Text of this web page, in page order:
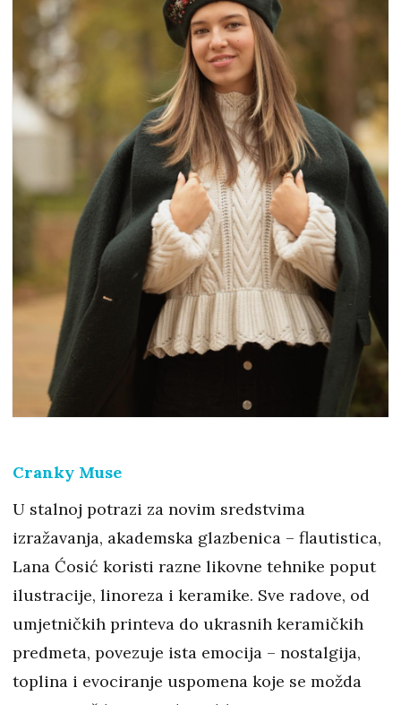
Cranky Muse
U stalnoj potrazi za novim sredstvima
izražavanja, akademska glazbenica – flautistica,
Lana Ćosić koristi razne likovne tehnike poput
ilustracije, linoreza i keramike. Sve radove, od
umjetničkih printeva do ukrasnih keramičkih
predmeta, povezuje ista emocija – nostalgija,
toplina i evociranje uspomena koje se možda